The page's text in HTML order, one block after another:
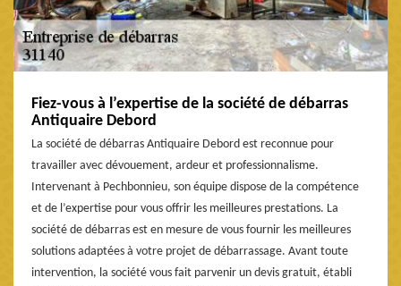
Fiez-vous à l’expertise de la société de débarras
Antiquaire Debord
La société de débarras Antiquaire Debord est reconnue pour
travailler avec dévouement, ardeur et professionnalisme.
Intervenant à Pechbonnieu, son équipe dispose de la compétence
et de l’expertise pour vous offrir les meilleures prestations. La
société de débarras est en mesure de vous fournir les meilleures
solutions adaptées à votre projet de débarrassage. Avant toute
intervention, la société vous fait parvenir un devis gratuit, établi